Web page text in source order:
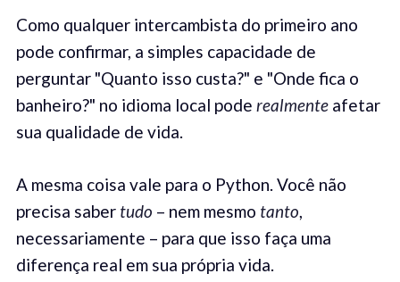
Como qualquer intercambista do primeiro ano
pode confirmar, a simples capacidade de
perguntar "Quanto isso custa?" e "Onde fica o
banheiro?" no idioma local pode realmente afetar
sua qualidade de vida.
A mesma coisa vale para o Python. Você não
precisa saber tudo – nem mesmo tanto,
necessariamente – para que isso faça uma
diferença real em sua própria vida.